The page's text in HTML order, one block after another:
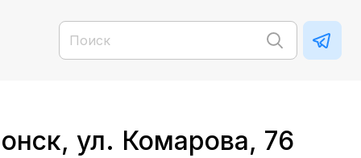
ул. Комарова, 76